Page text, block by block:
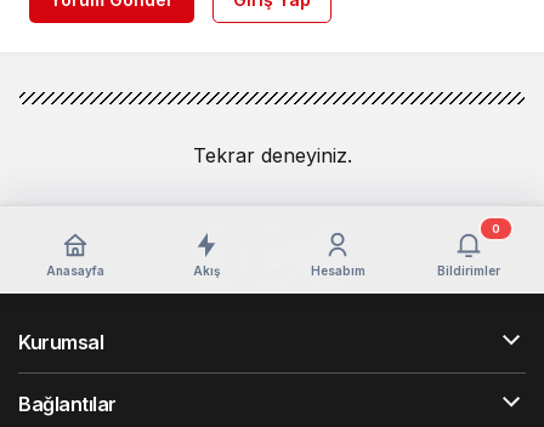
Tekrar deneyiniz.
Anasayfa Akış Hesabım Bildirimler
0
Kurumsal
Bağlantılar